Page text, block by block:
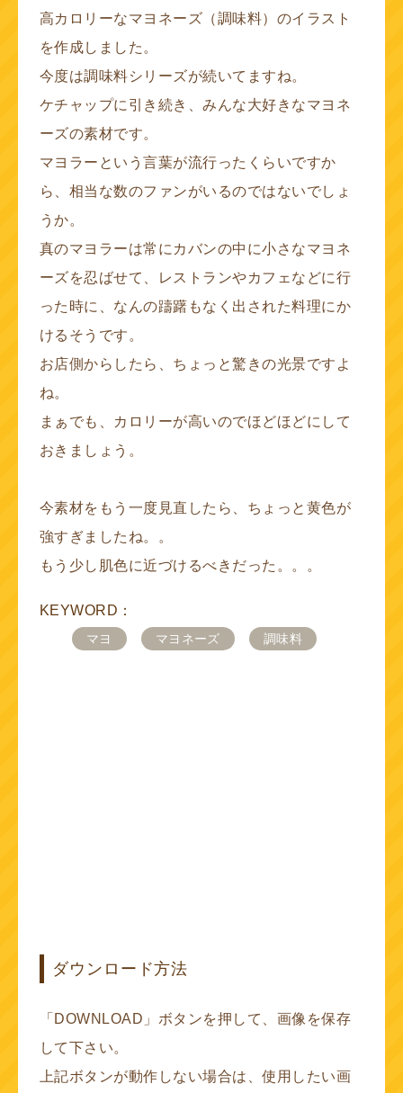
高カロリーなマヨネーズ（調味料）のイラスト
を作成しました。
今度は調味料シリーズが続いてますね。
ケチャップに引き続き、みんな大好きなマヨネ
ーズの素材です。
マヨラーという言葉が流行ったくらいですか
ら、相当な数のファンがいるのではないでしょ
うか。
真のマヨラーは常にカバンの中に小さなマヨネ
ーズを忍ばせて、レストランやカフェなどに行
った時に、なんの躊躇もなく出された料理にか
けるそうです。
お店側からしたら、ちょっと驚きの光景ですよ
ね。
まぁでも、カロリーが高いのでほどほどにして
おきましょう。
今素材をもう一度見直したら、ちょっと黄色が
強すぎましたね。。
もう少し肌色に近づけるべきだった。。。
KEYWORD：
マヨ マヨネーズ 調味料
ダウンロード方法
「DOWNLOAD」ボタンを押して、画像を保存
して下さい。
上記ボタンが動作しない場合は、使用したい画